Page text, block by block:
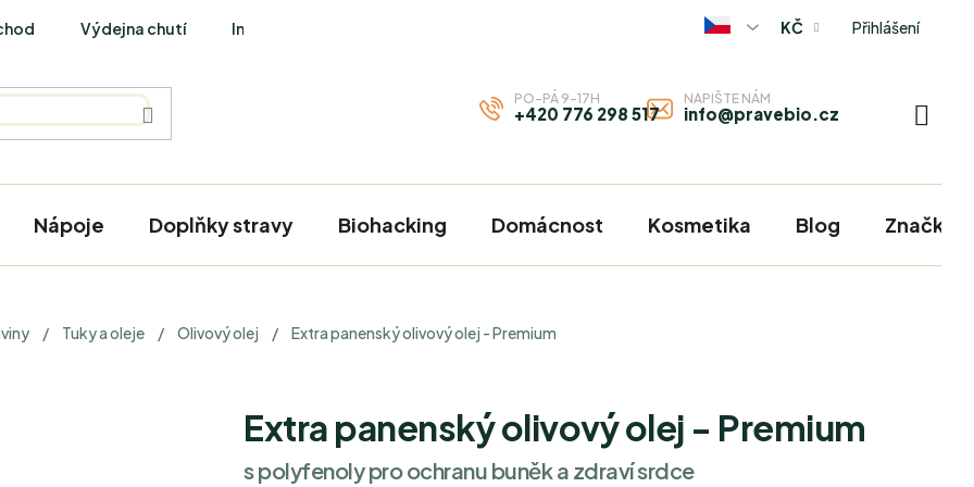
Výdejna chutí Interviews KČ Přihlášení
PO-PÁ 9-17H
+420 776 298 517
NAPIŠTE NÁM
info@pravebio.cz
Nápoje Doplňky stravy Biohacking Domácnost Kosmetika Blog Značky
/ Tuky a oleje / Olivový olej / Extra panenský olivový olej - Premium
Extra panenský olivový olej - Premium
s polyfenoly pro ochranu buněk a zdraví srdce